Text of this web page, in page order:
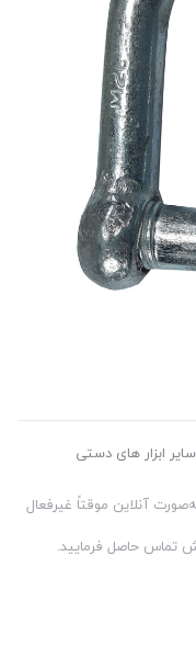
سایر ابزار های دستی
آنلاین موقتاً غیرفعال
تماس حاصل فرمایید.